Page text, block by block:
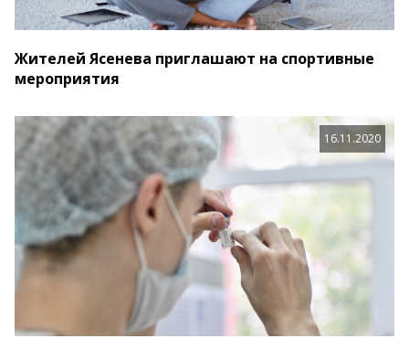
Жителей Ясенева приглашают на спортивные
мероприятия
16.11.2020